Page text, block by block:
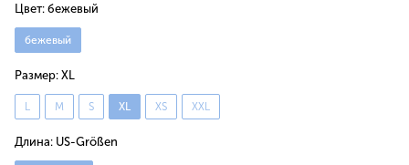
Цвет: бежевый
бежевый
Размер: XL
L M S XL XS XXL
Длина: US-Größen